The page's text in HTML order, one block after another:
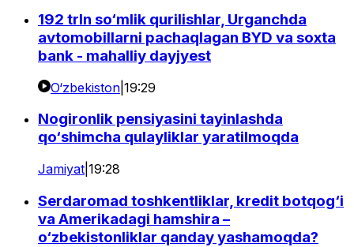
192 trln so‘mlik qurilishlar, Urganchda
avtomobillarni pachaqlagan BYD va soxta
bank - mahalliy dayjyest
O‘zbekiston 19:29
Nogironlik pensiyasini tayinlashda
qo‘shimcha qulayliklar yaratilmoqda
Jamiyat 19:28
Serdaromad toshkentliklar, kredit botqog‘i
va Amerikadagi hamshira –
o‘zbekistonliklar qanday yashamoqda?